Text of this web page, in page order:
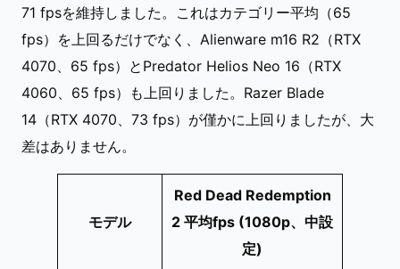
71 fpsを維持しました。これはカテゴリー平均（65
fps）を上回るだけでなく、Alienware m16 R2（RTX
4070、65 fps）とPredator Helios Neo 16（RTX
4060、65 fps）も上回りました。Razer Blade
14（RTX 4070、73 fps）が僅かに上回りましたが、大
差はありません。
モデル
Red Dead Redemption
2 平均fps (1080p、中設
定)